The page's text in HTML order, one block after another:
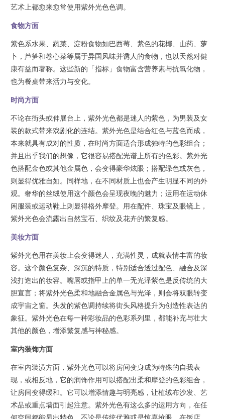
艺术上都愈来愈常使用紫外光色色调。
食物方面
紫色系水果、蔬菜、淀粉食物如巴西莓、紫色的花椰、山药、萝
卜，芦笋和卷心菜等属于异国风味并诱人的食物，也以天然对健
康有益而著称。这些新的「指标」食物富含营养素与抗氧化物，
也为餐桌带来活力与变化。
时尚方面
不论在街头或伸展台上，紫外光色都是迷人的紫色，为男装及女
装的款式带来戏剧化的连结。紫外光色是结合红色与蓝色而成，
本来就具有成对的性质，在时尚方面适合形成独特的色彩组合；
并且出乎我们的想像，它很容易搭配光谱上所有的色彩。紫外光
色搭配金色或其他金属色，会变得豪华炫眼；搭配绿色或灰色，
则显得优雅自如。同样地，在不同材质上也会产生明显不同的外
观。奢华的丝绒使用这个颜色会呈现夜晚的魅力；运用在运动休
闲服装或运动鞋上则显得格外摩登。用在配件、珠宝及眼镜上，
紫外光色会流露出自然宝石、织纹及花卉的繁复感。
美妆方面
紫外光色用在美妆上会变得迷人，充满性灵，成就表情丰富的妆
容。这个颜色复杂、深沉的特质，特别适合透过配色、融合及深
浅打造出的妆容。嘴唇或指甲上的单一无光泽紫色是反传统的大
胆宣言；将紫外光色柔和地融合金属色与光泽，则会将双眼转变
成宇宙之窗。头发的紫色调持续将街头风格提升为创造性表达的
象征。紫外光色在每一种彩妆品的色彩系列里，都能补充与壮大
其他的颜色，增添繁复感与神秘感。
室内装饰方面
在室内装潢方面，紫外光色可以将房间变身成为特殊的自我表
现，或相反地，它的润饰作用可以搭配出柔和摩登的色彩组合，
让房间变得缓和。它可以增添情趣与明亮感，让植绒布沙发、艺
术品或重点墙面引起注意。紫外光色有这么多的运用方向，在任